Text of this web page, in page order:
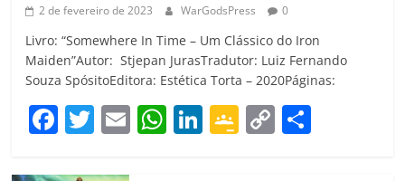
2 de fevereiro de 2023 WarGodsPress 0
Livro: “Somewhere In Time – Um Clássico do Iron
Maiden”Autor: Stjepan JurasTradutor: Luiz Fernando
Souza SpósitoEditora: Estética Torta – 2020Páginas:
F T E W Li G C